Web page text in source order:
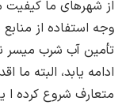
از شهرهای ما
وجه استفاده از
تأمین آب شرب میسر
ادامه یابد، البته
متعارف شروع کرده ا